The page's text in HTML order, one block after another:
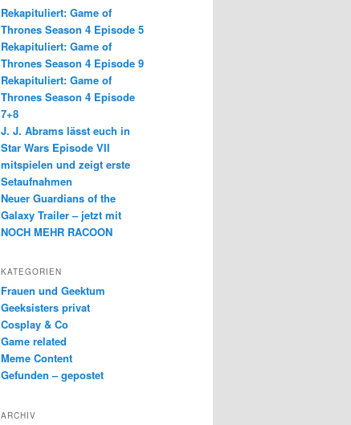
n
Rekapituliert: Game of
Thrones Season 4 Episode 5
Rekapituliert: Game of
Thrones Season 4 Episode 9
Rekapituliert: Game of
Thrones Season 4 Episode
7+8
J. J. Abrams lässt euch in
Star Wars Episode VII
mitspielen und zeigt erste
Setaufnahmen
Neuer Guardians of the
Galaxy Trailer – jetzt mit
NOCH MEHR RACOON
KATEGORIEN
Frauen und Geektum
Geeksisters privat
Cosplay & Co
Game related
Meme Content
Gefunden – gepostet
ARCHIV